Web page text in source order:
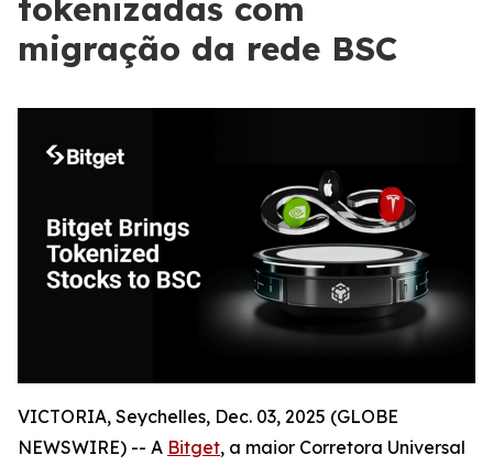
tokenizadas com
migração da rede BSC
VICTORIA, Seychelles, Dec. 03, 2025 (GLOBE
NEWSWIRE) -- A Bitget, a maior Corretora Universal